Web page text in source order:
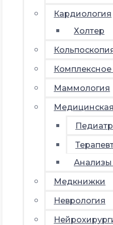
Кардиология
Холтер
Маммология
Медкнижки
Неврология